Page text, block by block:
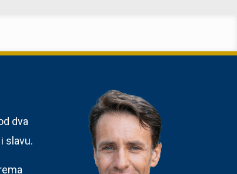
dva
slavu.